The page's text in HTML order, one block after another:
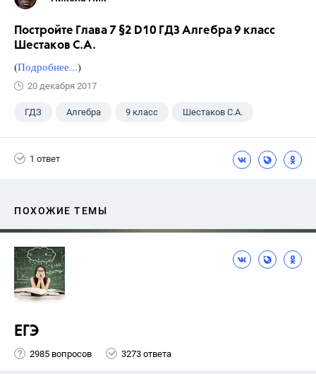
Постройте Глава 7 §2 D10 ГДЗ Алгебра 9 класс
Шестаков С.А.
(Подробнее...)
20 декабря 2017
ГДЗ Алгебра 9 класс Шестаков С.А.
1 ответ
ПОХОЖИЕ ТЕМЫ
ЕГЭ
2985 вопросов 3273 ответа